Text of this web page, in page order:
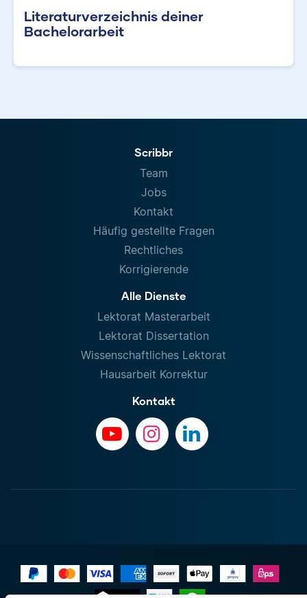
Literaturverzeichnis deiner
Bachelorarbeit
Scribbr
Team
Jobs
Kontakt
Häufig gestellte Fragen
Rechtliches
Korrigierende
Alle Dienste
Lektorat Masterarbeit
Lektorat Dissertation
Wissenschaftliches Lektorat
Hausarbeit Korrektur
Kontakt